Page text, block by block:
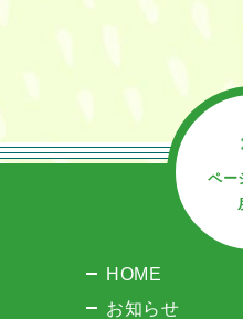
ペー
HOME
お知らせ